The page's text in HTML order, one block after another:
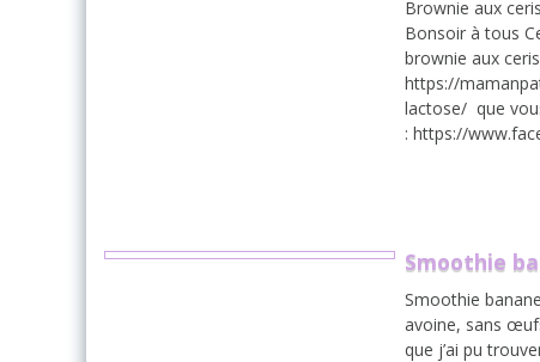
Brownie aux
Bonsoir à tous
brownie aux
https://
lactose/ que
: https://
Smoothie
Smoothie
avoine, sans
que j’ai pu